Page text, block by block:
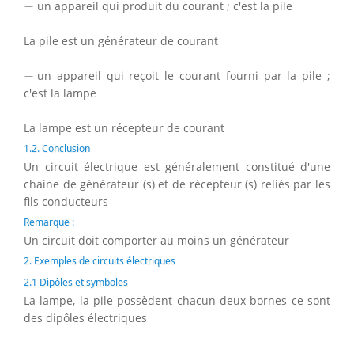
− un appareil qui produit du courant ; c'est la pile
La pile est un générateur de courant
− un appareil qui reçoit le courant fourni par la pile ;
c'est la lampe
La lampe est un récepteur de courant
1.2. Conclusion
Un circuit électrique est généralement constitué d'une
chaine de générateur (s) et de récepteur (s) reliés par les
fils conducteurs
Remarque :
Un circuit doit comporter au moins un générateur
2. Exemples de circuits électriques
2.1 Dipôles et symboles
La lampe, la pile possèdent chacun deux bornes ce sont
des dipôles électriques